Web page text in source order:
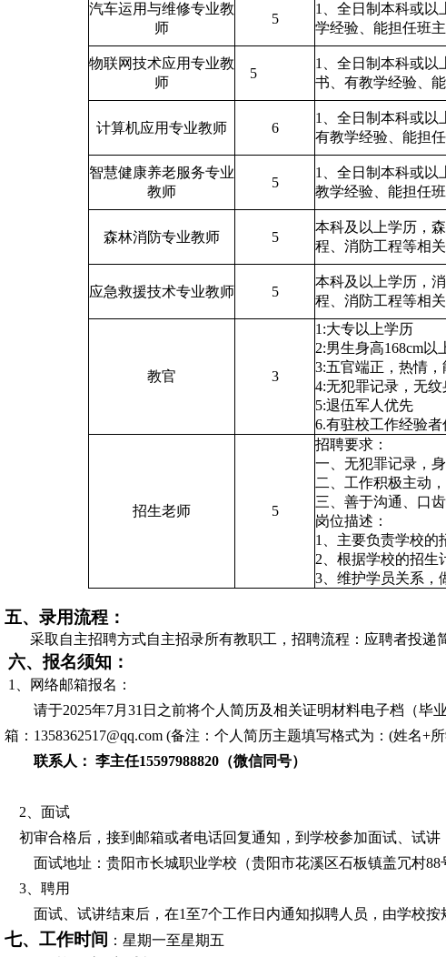
汽车运用与维修专业教
师
5
1、全日制本科或以
学经验
能担任班
物联网技术应用专业教
师
5
1、全日制本科或以
书、有教学经验
计算机应用专业教师 6
1、全日制本科或以
有教学经验 能担
智慧健康养老服务专业
教师
5
1 、全日制本科或以
教学经验
能担任
森林消防专业教师 5
本科及以上学历，
程、消防工程等相
应急救援技术专业教师 5
本科及以上学历，
程、消防工程等相
教官 3
1:大专以上学历
2:男生身高168cm以
3:五官端正，热情，
4:无犯罪记录，无纹
5:退伍军人优先
6.有驻校工作经验者
招生老师 5
招聘要求：
一、无犯罪记录，
二、工作积极主动
三、善于沟通、口
岗位描述：
1、主要负责学校的
2、根据学校的招生
3、维护学员关系，
五、录用流程：
采取自主招聘方式自主招录所有教职工，招聘流程：应聘者
六、报名须知：
1
网络邮箱报名：
请于2025年7月 31 日之前将个人简历及相关证明材料电子档（毕
箱： 1358362517@qq.com (备注：个人简历主题填写格式为： (姓名+
联系人： 李主任15597988820（微信同号）
2 、面试
初审合格后，接到邮箱或者电话回复通知，到学校参加面试 、试讲
面试地址： 贵阳市长城职业学校 （贵阳市花溪区石板镇盖冗村88
3、聘用
面试、试讲结束后，在1至7个工作日内通知拟聘人员 ，由学校
七、工作时间 ：星期一至星期五